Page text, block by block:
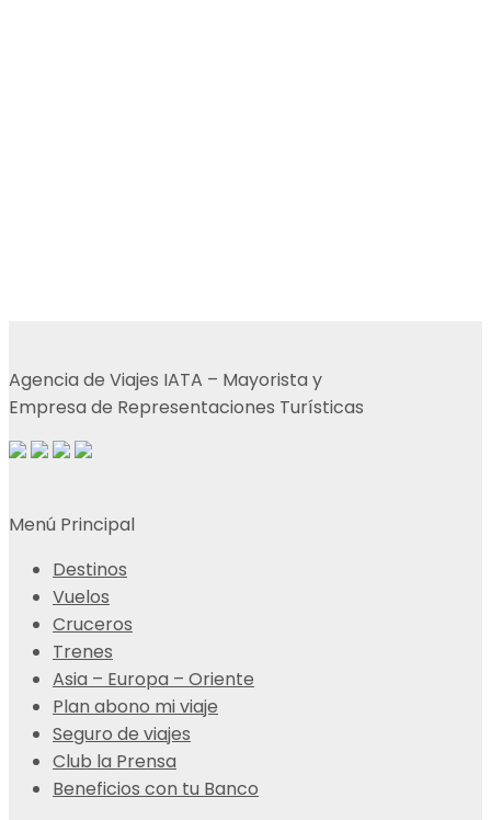
Agencia de Viajes IATA – Mayorista y
Empresa de Representaciones Turísticas
Menú Principal
Destinos
Vuelos
Cruceros
Trenes
Asia – Europa – Oriente
Plan abono mi viaje
Seguro de viajes
Club la Prensa
Beneficios con tu Banco